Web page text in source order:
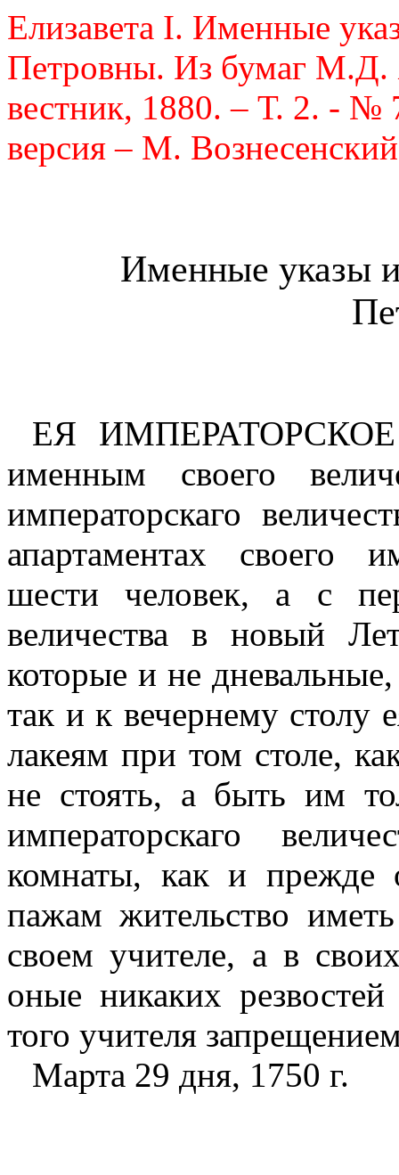
Елизавета I. Именные
Петровны. Из бумаг М.Д.
вестник, 1880. – Т. 2. - №
версия – М.
Именные указы
ЕЯ ИМПЕРАТОРСКОЕ
именным своего
императорскаго
апартаментах своего
шести человек, а с
величества в новый
которые и не
так и к вечернему столу
лакеям при том столе,
не стоять, а быть им
императорскаго
комнаты, как и
пажам жительство
своем учителе, а в
оные никаких
того учителя
Марта 29 дня, 1750 г.